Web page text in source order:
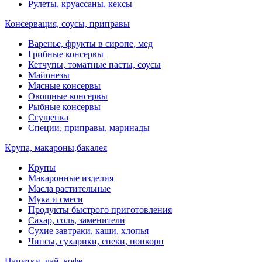
Рулеты, круассаны, кексы
Консервация, соусы, приправы
Варенье, фрукты в сиропе, мед
Грибные консервы
Кетчупы, томатные пасты, соусы
Майонезы
Мясные консервы
Овощные консервы
Рыбные консервы
Сгущенка
Специи, приправы, маринады
Крупа, макароны,бакалея
Крупы
Макаронные изделия
Масла растительные
Мука и смеси
Продукты быстрого приготовления
Сахар, соль, заменители
Сухие завтраки, каши, хлопья
Чипсы, сухарики, снеки, попкорн